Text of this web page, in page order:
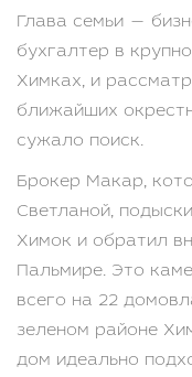
Глава семьи —
бухгалтер в
Химках, и
ближайших
сужало поиск.
Брокер Макар,
Светланой,
Химок и обратил
Пальмире. Это
всего на 22
зеленом районе
дом идеально